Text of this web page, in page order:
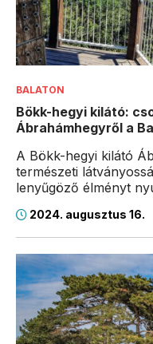
BALATON
Bökk-hegyi kilátó:
Ábrahámhegyről a
A Bökk-hegyi kilátó
természeti
lenyűgöző élményt
2024. augusztus 16.